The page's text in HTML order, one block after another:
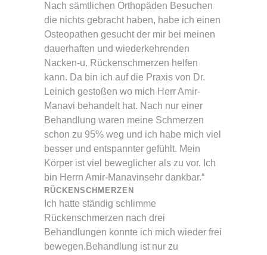
Nach sämtlichen Orthopäden Besuchen
die nichts gebracht haben, habe ich einen
Osteopathen gesucht der mir bei meinen
dauerhaften und wiederkehrenden
Nacken-u. Rückenschmerzen helfen
kann. Da bin ich auf die Praxis von Dr.
Leinich gestoßen wo mich Herr Amir-
Manavi behandelt hat. Nach nur einer
Behandlung waren meine Schmerzen
schon zu 95% weg und ich habe mich viel
besser und entspannter gefühlt. Mein
Körper ist viel beweglicher als zu vor. Ich
bin Herrn Amir-Manavinsehr dankbar.“
RÜCKENSCHMERZEN
Ich hatte ständig schlimme
Rückenschmerzen nach drei
Behandlungen konnte ich mich wieder frei
bewegen.Behandlung ist nur zu